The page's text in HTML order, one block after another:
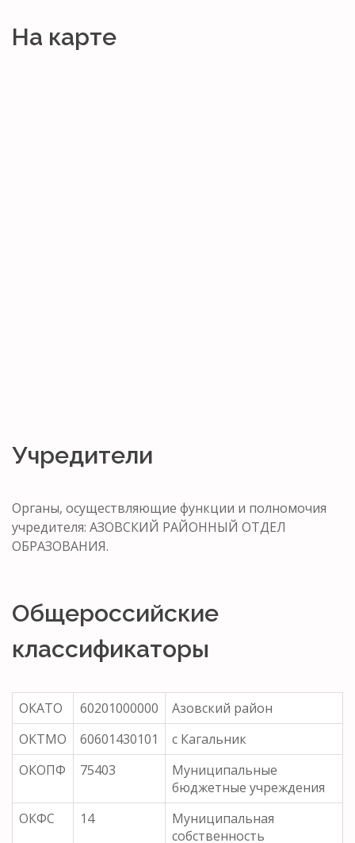
На карте
Учредители
Органы, осуществляющие функции и полномочия
учредителя: АЗОВСКИЙ РАЙОННЫЙ ОТДЕЛ
ОБРАЗОВАНИЯ.
Общероссийские
классификаторы
ОКАТО 60201000000
Азовский район
ОКТМО
60601430101
с Кагальник
ОКОПФ
75403
Муниципальные
бюджетные учреждения
ОКФС
14
Муниципальная
собственность